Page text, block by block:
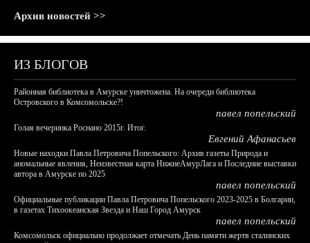
Архив новостей >>
ИЗ БЛОГОВ
Районная библиотека в Амурске уничтожена. На очереди библиотека
Островского в Комсомольске?!
павел попельский
Голая вечеринка Роснано 2015г. Итог.
Евгений Афанасьев
Новые находки Павла Петровича Попельского: Архив газеты Природа и
аномальные явления, Неизвестная карта НижнеАмурЛага и Последние выставки
автора в Амурске по 2025
павел попельский
Официальные публикации Павла Петровича Попельского 2023-2025 в Болгарии,
в газетах Тихоокеанская Звезда и Наш Город Амурск
павел попельский
Комсомольск официально продолжает отмечать День памяти жертв сталинских